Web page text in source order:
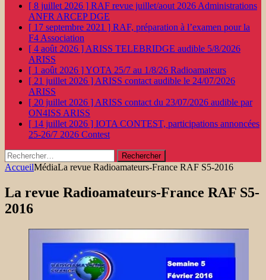
[ 8 juillet 2026 ] RAF revue juillet/aout 2026 Administrations
ANFR ARCEP DGE
[ 17 septembre 2021 ] RAF, préparation à l’examen pour la
F4 Association
[ 4 août 2026 ] ARISS TELEBRIDGE audible 5/8/2026
ARISS
[ 1 août 2026 ]YOTA 25/7 au 1/8/26 Radioamateurs
[ 21 juillet 2026 ] ARISS contact audible le 24/07/2026
ARISS
[ 20 juillet 2026 ] ARISS contact du 23/07/2026 audible par
ON4ISS ARISS
[ 14 juillet 2026 ] IOTA CONTEST, participations annoncées
25-26/7 2026 Contest
Rechercher :
AccueilMédiaLa revue Radioamateurs-France RAF S5-2016
La revue Radioamateurs-France RAF S5-
2016